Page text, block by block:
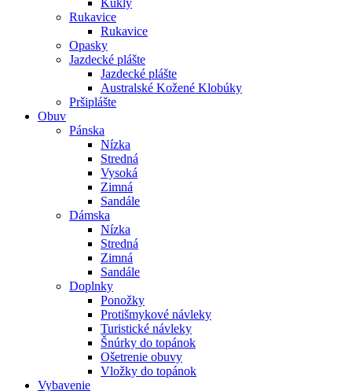
Rukavice
Rukavice
Opasky
Jazdecké plášte
Jazdecké plášte
Australské Kožené Klobúky
Pršiplášte
Obuv
Pánska
Nízka
Stredná
Vysoká
Zimná
Sandále
Dámska
Nízka
Stredná
Zimná
Sandále
Doplnky
Ponožky
Protišmykové návleky
Turistické návleky
Šnúrky do topánok
Ošetrenie obuvy
Vložky do topánok
Vybavenie